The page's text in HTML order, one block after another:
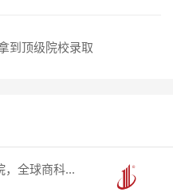
到顶级院校录取
，全球商科...